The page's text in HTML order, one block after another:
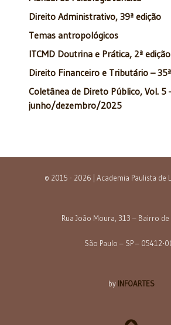
Direito Administrativo, 39ª edição
Temas antropológicos
ITCMD Doutrina e Prática, 2ª edição
Direito Financeiro e Tributário –
Coletânea de Direto Público, Vol. 5
junho/dezembro/2025
© 2015 - 2026 | Academia Paulista de
Rua João Moura, 313 – Bairro de
São Paulo – SP – 05412-
by INFOARTES